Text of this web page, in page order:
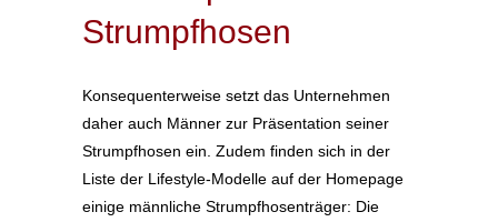
Strumpfhosen
Konsequenterweise setzt das Unternehmen
daher auch Männer zur Präsentation seiner
Strumpfhosen ein. Zudem finden sich in der
Liste der Lifestyle-Modelle auf der Homepage
einige männliche Strumpfhosenträger: Die